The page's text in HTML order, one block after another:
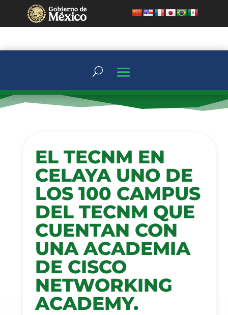
EL TECNM EN
CELAYA UNO DE
LOS 100 CAMPUS
DEL TECNM QUE
CUENTAN CON
UNA ACADEMIA
DE CISCO
NETWORKING
ACADEMY.